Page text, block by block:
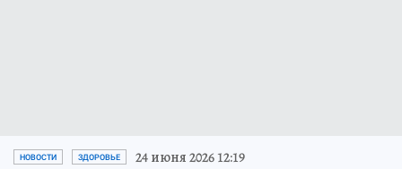
НОВОСТИ ЗДОРОВЬЕ 24 июня 2026 12:19